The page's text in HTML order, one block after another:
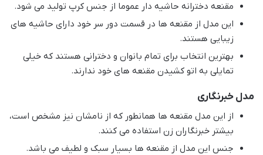
مقنعه دخترانه حاشیه دار عموما از جنس کرپ تولید می شود.
این مدل از مقنعه ها در قسمت دور سر خود دارای حاشیه های
زیبایی هستند.
بهترین انتخاب برای تمام بانوان و دخترانی هستند که خیلی
تمایلی به اتو کشیدن مقنعه های خود ندارند.
مدل خبرنگاری
از این مدل مقنعه ها همانطور که از نامشان نیز مشخص است،
بیشتر خبرنگاران زن استفاده می کنند.
جنس این مدل از مقنعه ها بسیار سبک و لطیف می باشد.